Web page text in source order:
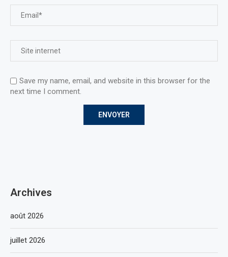
Save my name, email, and website in this browser for the
next time I comment.
Archives
août 2026
juillet 2026